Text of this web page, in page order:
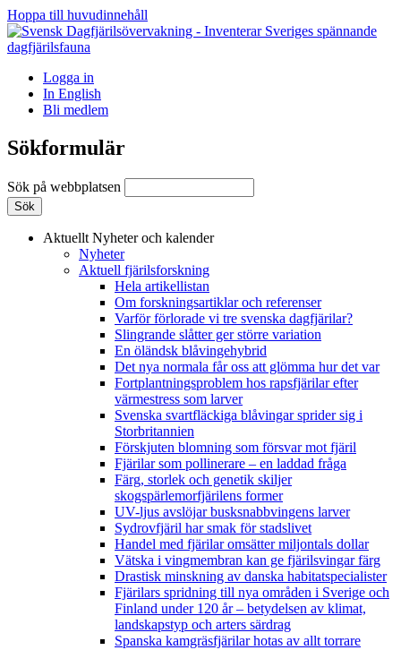
Hoppa till huvudinnehåll
Logga in
In English
Bli medlem
Sökformulär
Sök på webbplatsen
Aktuellt Nyheter och kalender
Nyheter
Aktuell fjärilsforskning
Hela artikellistan
Om forskningsartiklar och referenser
Varför förlorade vi tre svenska dagfjärilar?
Slingrande slåtter ger större variation
En öländsk blåvingehybrid
Det nya normala får oss att glömma hur det var
Fortplantningsproblem hos rapsfjärilar efter
värmestress som larver
Svenska svartfläckiga blåvingar sprider sig i
Storbritannien
Förskjuten blomning som försvar mot fjäril
Fjärilar som pollinerare – en laddad fråga
Färg, storlek och genetik skiljer
skogspärlemorfjärilens former
UV-ljus avslöjar busksnabbvingens larver
Sydrovfjäril har smak för stadslivet
Handel med fjärilar omsätter miljontals dollar
Vätska i vingmembran kan ge fjärilsvingar färg
Drastisk minskning av danska habitatspecialister
Fjärilars spridning till nya områden i Sverige och
Finland under 120 år– betydelsen av klimat,
landskapstyp och arters särdrag
Spanska kamgräsfjärilar hotas av allt torrare